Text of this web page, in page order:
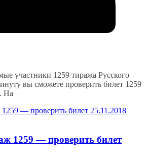
участники 1259 тиража Русского
вы сможете проверить билет 1259
На
1259 — проверить билет